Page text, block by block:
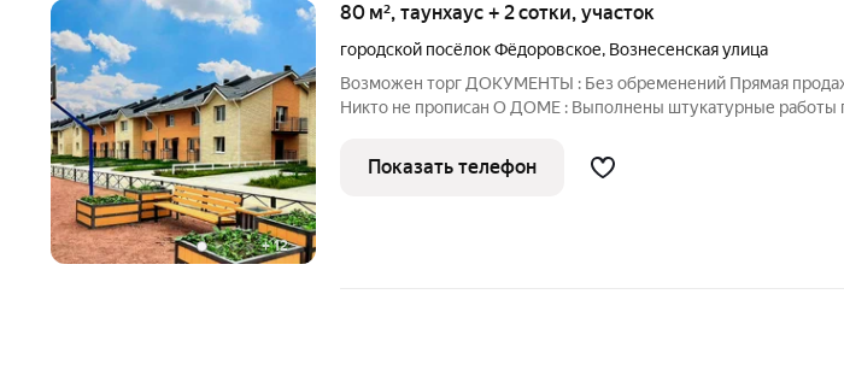
+12
80 м², таунхаус + 2 сотки, участок
городской посёлок Фёдоровское, Вознесенская улица
Возможен торг ДОКУМЕНТЫ : Без обременений Прямая продажа
Никто не прописан О ДОМЕ : Выполнены штукатурные работы по
металлическая дверь Смонтирована лестница из натурального
дерева
Показать телефон